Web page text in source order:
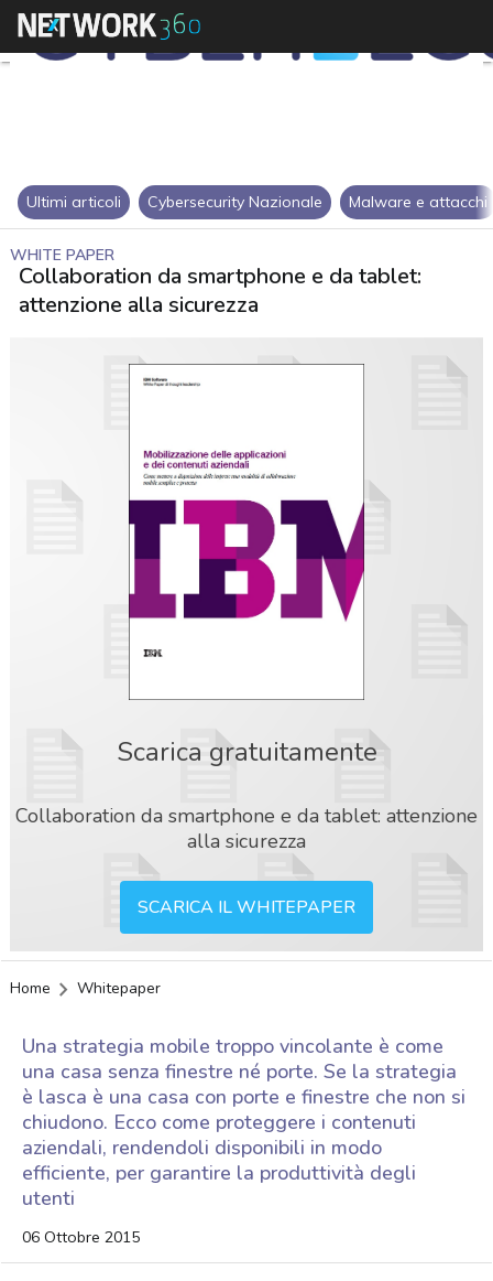
Ultimi articoli Cybersecurity Nazionale Malware e attacchi
WHITE PAPER
Collaboration da smartphone e da tablet:
attenzione alla sicurezza
Scarica gratuitamente
Collaboration da smartphone e da tablet: attenzione
alla sicurezza
SCARICA IL WHITEPAPER
Home Whitepaper
Una strategia mobile troppo vincolante è come
una casa senza finestre né porte. Se la strategia
è lasca è una casa con porte e finestre che non si
chiudono. Ecco come proteggere i contenuti
aziendali, rendendoli disponibili in modo
efficiente, per garantire la produttività degli
utenti
06 Ottobre 2015